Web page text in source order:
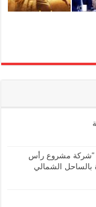
مع “شركة مشروع رأس
بالساحل الشمالي